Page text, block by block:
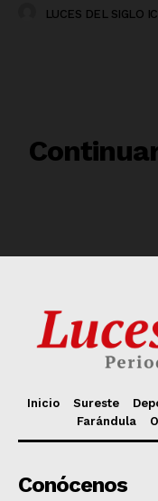
Inicio Sureste
Farándula
Conócenos